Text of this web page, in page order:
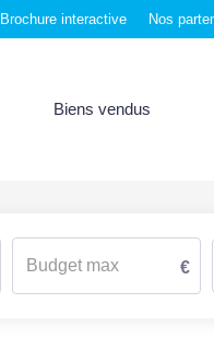
Brochure interactive Nos
Biens vendus
€